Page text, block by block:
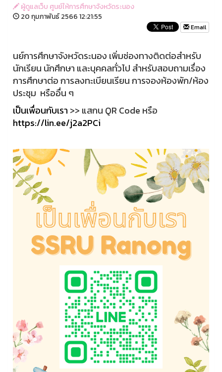
ผู้ดูแลเว็บ ศูนย์ให้การศึกษาจังหวัดระนอง
20 กุมภาพันธ์ 2566 12:21:55
Email
นย์การศึกษาจังหวัดระนอง เพิ่มช่องทางติดต่อสำหรับ
นักเรียน นักศึกษา และบุคคลทั่วไป สำหรับสอบถามเรื่อง
การศึกษาต่อ การลงทะเบียนเรียน การจองห้องพัก/ห้อง
ประชุม หรืออื่น ๆ
เป็นเพื่อนกับเรา >> แสกน QR Code หรือ
https://lin.ee/j2a2PCi